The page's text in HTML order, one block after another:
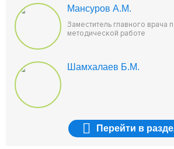
Мансуров А.М.
Заместитель главного врача
методической работе
Шамхалаев Б.М.
Перейти в